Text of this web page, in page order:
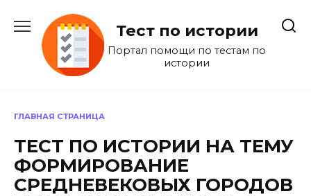
содержанию
Тест по истории
Портал помощи по тестам по
истории
ГЛАВНАЯ СТРАНИЦА
ТЕСТ ПО ИСТОРИИ НА ТЕМУ
ФОРМИРОВАНИЕ
СРЕДНЕВЕКОВЫХ ГОРОДОВ